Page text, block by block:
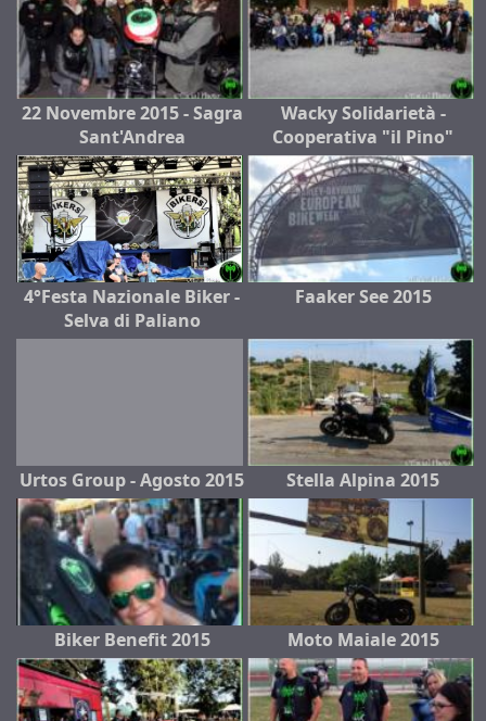
22 Novembre 2015 - Sagra
Sant'Andrea
Wacky Solidarietà -
Cooperativa "il Pino"
4°Festa Nazionale Biker -
Selva di Paliano
Faaker See 2015
Urtos Group - Agosto 2015 Stella Alpina 2015
Biker Benefit 2015 Moto Maiale 2015